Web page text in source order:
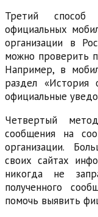
Третий способ
официальных
организации в
можно проверить
Например, в
раздел «История
официальные
Четвертый
сообщения на
организации.
своих сайтах
никогда не
полученного
помочь выявить